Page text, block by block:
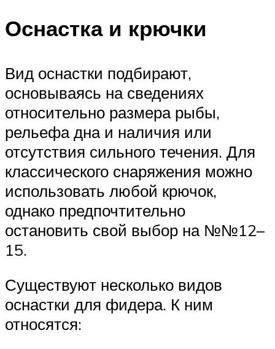
Оснастка и крючки
Вид оснастки подбирают,
основываясь на сведениях
относительно размера рыбы,
рельефа дна и наличия или
отсутствия сильного течения. Для
классического снаряжения можно
использовать любой крючок,
однако предпочтительно
остановить свой выбор на №№12–
15.
Существуют несколько видов
оснастки для фидера. К ним
относятся: